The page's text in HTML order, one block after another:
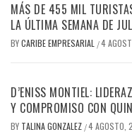
MÁS DE 455 MIL
LA ÚLTIMA SEMANA DE
BYCARIBE EMPRESARIAL /4
D’ENISS MONTIEL:
Y COMPROMISO CON
BY TALINA GONZALEZ /4 AGOSTO,